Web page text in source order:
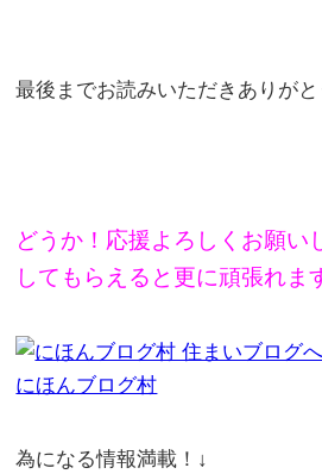
最後までお読みいただきありが
どうか！応援よろしくお願
してもらえると更に頑張れま
にほんブログ村
為になる情報満載！↓